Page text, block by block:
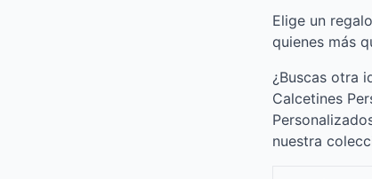
Elige un
quienes más
¿Buscas otra
Calcetines
nuestra